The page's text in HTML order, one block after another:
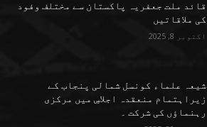
قائد ملت جعفریہ پاکستان سے مختلف وفود
کی ملاقاتیں
اکتوبر 8, 2025
شیعہ علماء کونسل شمالی پنجاب کے
زیراہتمام منعقدہ اجلاسِ میں مرکزی
رہنماؤں کی شرکت ۔